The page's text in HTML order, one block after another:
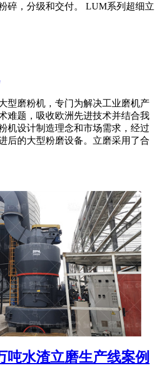
碎，分级和交付。 LUM系列超细立
型磨粉机，专门为解决工业磨机产
难题，吸收欧洲先进技术并结合我
机设计制造理念和市场需求，经过
后的大型粉磨设备。立磨采用了合
吨水渣立磨生产线案例